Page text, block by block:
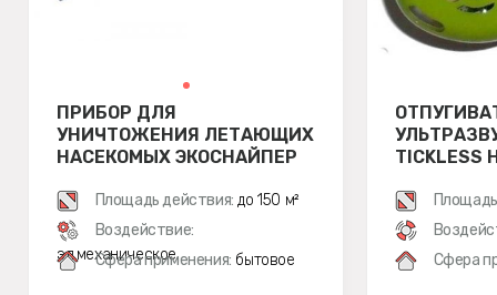
ПРИБОР ДЛЯ
УНИЧТОЖЕНИЯ ЛЕТАЮЩИХ
НАСЕКОМЫХ ЭКОСНАЙПЕР
Площадь действия: до 150 м²
Воздействие:
эл.механическое
Сфера применения: бытовое
TICKLESS
Сфера